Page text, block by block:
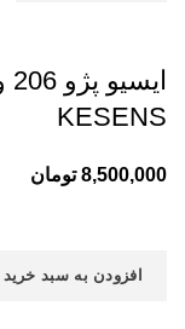
KESENS
8,500,000 تومان
افزودن به سبد خرید